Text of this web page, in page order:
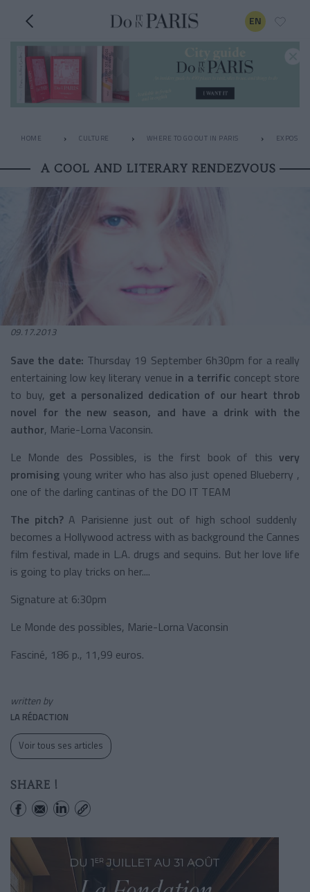
EN
HOME CULTURE WHERE TO GO OUT IN PARIS EXPOS
A COOL AND LITERARY RENDEZVOUS
09.17.2013
Save the date: Thursday 19 September 6h30pm for a really
entertaining low key literary venue in a terrific concept store
to buy, get a personalized dedication of our heart throb
novel for the new season, and have a drink with the
author, Marie-Lorna Vaconsin.
Le Monde des Possibles, is the first book of this very
promising young writer who has also just opened Blueberry ,
one of the darling cantinas of the DO IT TEAM
The pitch?A Parisienne just out of high school suddenly
becomes a Hollywood actress with as background the Cannes
film festival, made in L.A. drugs and sequins. But her love life
is going to play tricks on her....
Signature at 6:30pm
Le Monde des possibles, Marie-Lorna Vaconsin
Fasciné, 186 p., 11,99 euros.
written by
LA RÉDACTION
Voir tous ses articles
SHARE !